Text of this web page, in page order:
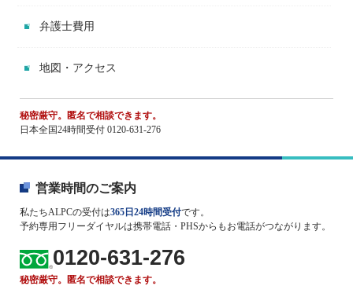
弁護士費用
地図・アクセス
秘密厳守。匿名で相談できます。
日本全国24時間受付 0120-631-276
営業時間のご案内
私たちALPCの受付は365日24時間受付です。
予約専用フリーダイヤルは携帯電話・PHSからもお電話がつながります。
0120-631-276
秘密厳守。匿名で相談できます。